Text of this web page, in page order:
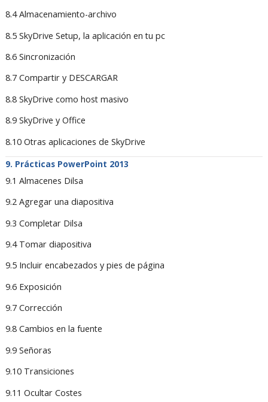
8.4 Almacenamiento-archivo
8.5 SkyDrive Setup, la aplicación en tu pc
8.6 Sincronización
8.7 Compartir y DESCARGAR
8.8 SkyDrive como host masivo
8.9 SkyDrive y Office
8.10 Otras aplicaciones de SkyDrive
Prácticas PowerPoint 2013
9.1 Almacenes Dilsa
9.2 Agregar una diapositiva
9.3 Completar Dilsa
9.4 Tomar diapositiva
9.5 Incluir encabezados y pies de página
9.6 Exposición
9.7 Corrección
9.8 Cambios en la fuente
9.9 Señoras
9.10 Transiciones
9.11 Ocultar Costes